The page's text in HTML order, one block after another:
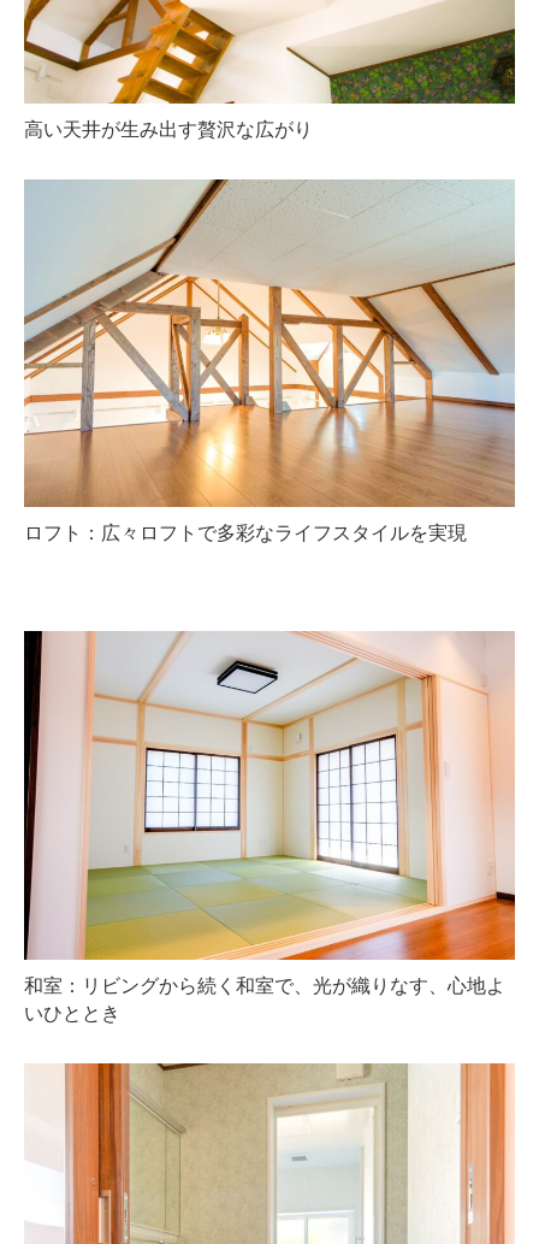
高い天井が生み出す贅沢な広がり
ロフト：広々ロフトで多彩なライフスタイルを実現
和室：リビングから続く和室で、光が織りなす、心地よ
いひととき